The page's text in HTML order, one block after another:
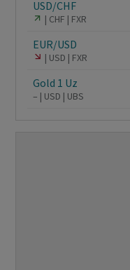
USD/CHF
CHF FXR
EUR/USD
USD FXR
Gold 1 Uz
– USD UBS